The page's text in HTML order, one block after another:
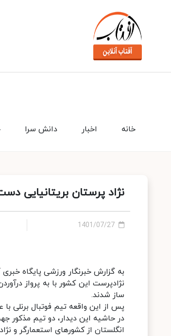
دانش سرا اخبار خانه
نژاد پرستان بریتانیایی
1401/07/27
به گزارش خبرنگار ورزشی پایگاه
نژادپرست این کشور با به پرواز
ساز شدند.
پس از این واقعه تیم فوتبال برنلی
در حاشیه این دیدار، دو تیم مذکور
انگلستان از کشورهای استعمارگر و